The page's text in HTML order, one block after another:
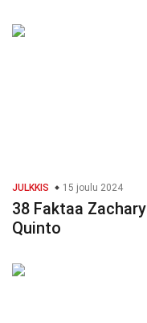
JULKKIS 15 joulu 2024
38 Faktaa Zachary
Quinto